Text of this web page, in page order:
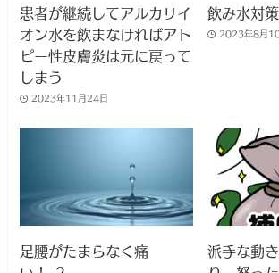
患者が継続してアルカリイ
オン水を飲まなければアト
ピー性皮膚炎は元に戻って
しまう
2023年11月24日
飲み水対
2023年8月
足腰がたまらなく痛
派手な動